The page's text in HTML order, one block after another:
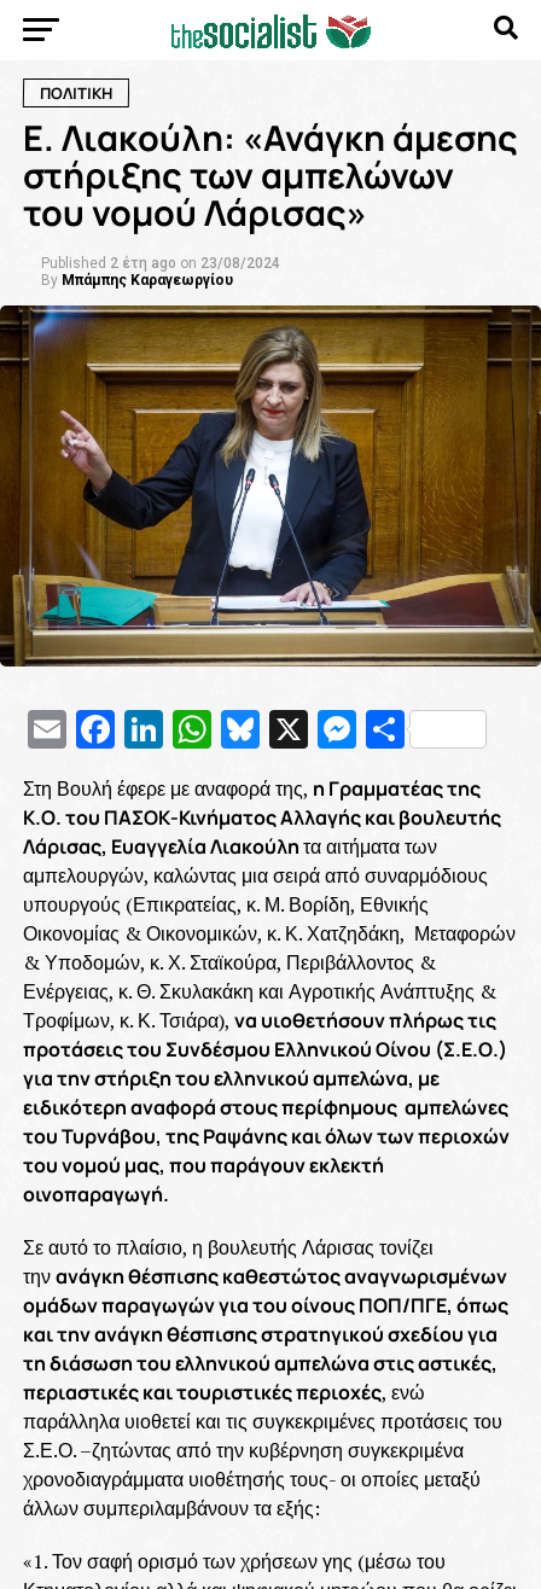
ΠΟΛΙΤΙΚΗ
Ε. Λιακούλη: «Ανάγκη άμεσης
στήριξης των αμπελώνων
του νομού Λάρισας»
Published 2 έτη ago on 23/08/2024
By Μπάμπης Καραγεωργίου
EmailFacebook
LinkedIn
WhatsApp
Bluesky
X
Στη Βουλή έφερε με αναφορά της, η Γραμματέας της
Κ.Ο. του ΠΑΣΟΚ-Κινήματος Αλλαγής και βουλευτής
Λάρισας, Ευαγγελία Λιακούλητα αιτήματα των
αμπελουργών, καλώντας μια σειρά από συναρμόδιους
υπουργούς (Επικρατείας, κ. Μ. Βορίδη, Εθνικής
Οικονομίας & Οικονομικών, κ. Κ. Χατζηδάκη, Μεταφορών
& Υποδομών, κ. Χ. Σταϊκούρα, Περιβάλλοντος &
Ενέργειας, κ. Θ. Σκυλακάκη και Αγροτικής Ανάπτυξης &
Τροφίμων, κ. Κ. Τσιάρα), να υιοθετήσουν πλήρως τις
προτάσεις του Συνδέσμου Ελληνικού Οίνου (Σ.Ε.Ο.)
για την στήριξη του ελληνικού αμπελώνα, με
ειδικότερη αναφορά στους περίφημους αμπελώνες
του Τυρνάβου, της Ραψάνης και όλων των περιοχών
του νομού μας, που παράγουν εκλεκτή
οινοπαραγωγή.
Σε αυτό το πλαίσιο, η βουλευτής Λάρισας τονίζει
τηνανάγκη θέσπισης καθεστώτος αναγνωρισμένων
ομάδων παραγωγών για του οίνους ΠΟΠ/ΠΓΕ, όπως
και την ανάγκη θέσπισης στρατηγικού σχεδίου για
τη διάσωση του ελληνικού αμπελώνα στις αστικές,
περιαστικές και τουριστικές περιοχές, ενώ
παράλληλα υιοθετεί και τις συγκεκριμένες προτάσεις του
Σ.Ε.Ο. –ζητώντας από την κυβέρνηση συγκεκριμένα
χρονοδιαγράμματα υιοθέτησής τους- οι οποίες μεταξύ
άλλων συμπεριλαμβάνουν τα εξής:
«1. Τον σαφή ορισμό των χρήσεων γης (μέσω του